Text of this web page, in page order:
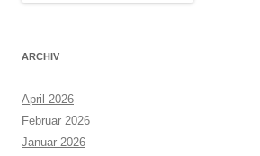
ARCHIV
April 2026
Februar 2026
Januar 2026